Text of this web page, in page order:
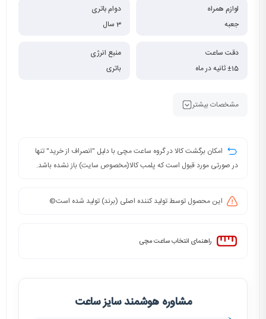
لوازم همراه
جعبه
دوام باتری
3 سال
دقت ساعت
±15 ثانیه در ماه
منبع انرژی
باتری
مشخصات بیشتر
امکان برگشت کالا در گروه ساعت مچی با دلیل "انصراف از خرید" تنها
در صورتی مورد قبول است که پلمب کالا(مخصوص سایت) باز نشده باشد.
این محصول توسط تولید کننده اصلی (برند) تولید شده است©️
راهنمای انتخاب ساعت مچی
مشاوره هوشمند سایز ساعت